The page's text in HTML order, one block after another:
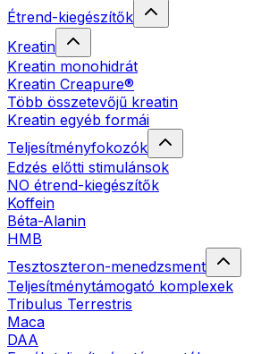
Étrend-kiegészítők
Kreatin
Kreatin monohidrát
Kreatin Creapure®
Több összetevőjű kreatin
Kreatin egyéb formái
Teljesítményfokozók
Edzés előtti stimulánsok
NO étrend-kiegészítők
Koffein
Béta-Alanin
HMB
Tesztoszteron-menedzsment
Teljesítménytámogató komplexek
Tribulus Terrestris
Maca
DAA